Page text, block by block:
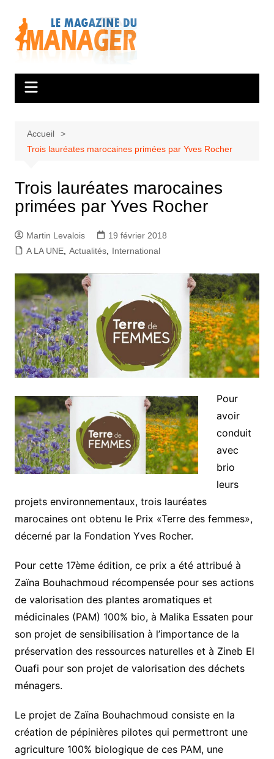
contenu
Accueil
Trois lauréates marocaines primées par Yves Rocher
Trois lauréates marocaines
primées par Yves Rocher
Martin Levalois
19 février 2018
A LA UNE, Actualités, International
Pour
avoir
conduit
avec
brio
leurs
projets environnementaux, trois lauréates
marocaines ont obtenu le Prix «Terre des femmes»,
décerné par la Fondation Yves Rocher.
Pour cette 17ème édition, ce prix a été attribué à
Zaïna Bouhachmoud récompensée pour ses actions
de valorisation des plantes aromatiques et
médicinales (PAM) 100% bio, à Malika Essaten pour
son projet de sensibilisation à l’importance de la
préservation des ressources naturelles et à Zineb El
Ouafi pour son projet de valorisation des déchets
ménagers.
Le projet de Zaïna Bouhachmoud consiste en la
création de pépinières pilotes qui permettront une
agriculture 100% biologique de ces PAM, une